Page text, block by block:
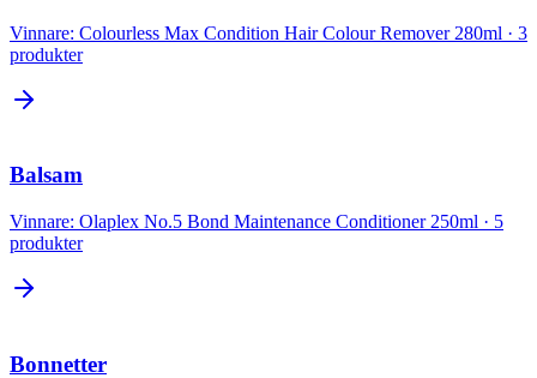
Vinnare: Colourless Max Condition Hair Colour Remover 280ml · 3
produkter
Balsam
Vinnare: Olaplex No.5 Bond Maintenance Conditioner 250ml · 5
produkter
Bonnetter